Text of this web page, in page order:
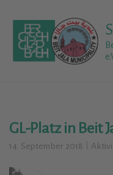
content
GL-Platz in Beit
14. September 2018